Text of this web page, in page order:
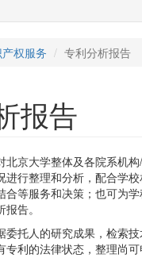
权服务 专利分析报告
报告
京大学整体及各院系机构/
进行整理和分析，配合学
合等服务和决策；也可为
告。
委托人的研究成果，检索
专利的法律状态，整理尚